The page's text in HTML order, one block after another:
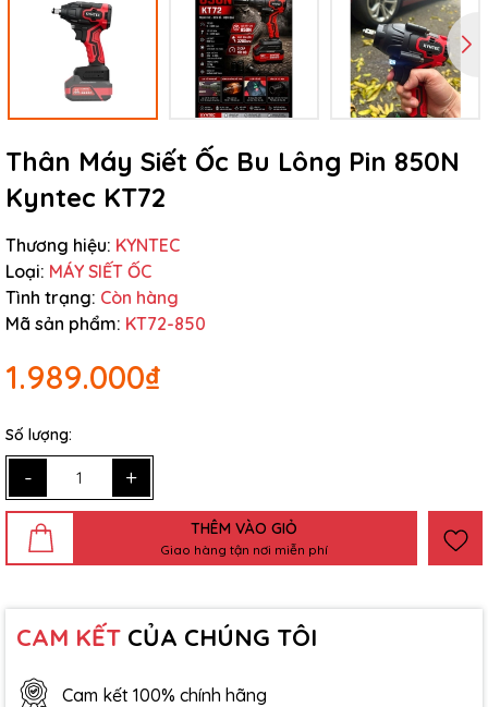
Thân Máy Siết Ốc Bu Lông Pin 850N
Kyntec KT72
Thương hiệu: KYNTEC
Loại: MÁY SIẾT ỐC
Tình trạng: Còn hàng
Mã sản phẩm: KT72-850
1.989.000₫
Số lượng:
- +
THÊM VÀO GIỎ
Giao hàng tận nơi miễn phí
CAM KẾT CỦA CHÚNG TÔI
Cam kết 100% chính hãng
Điều kiện: